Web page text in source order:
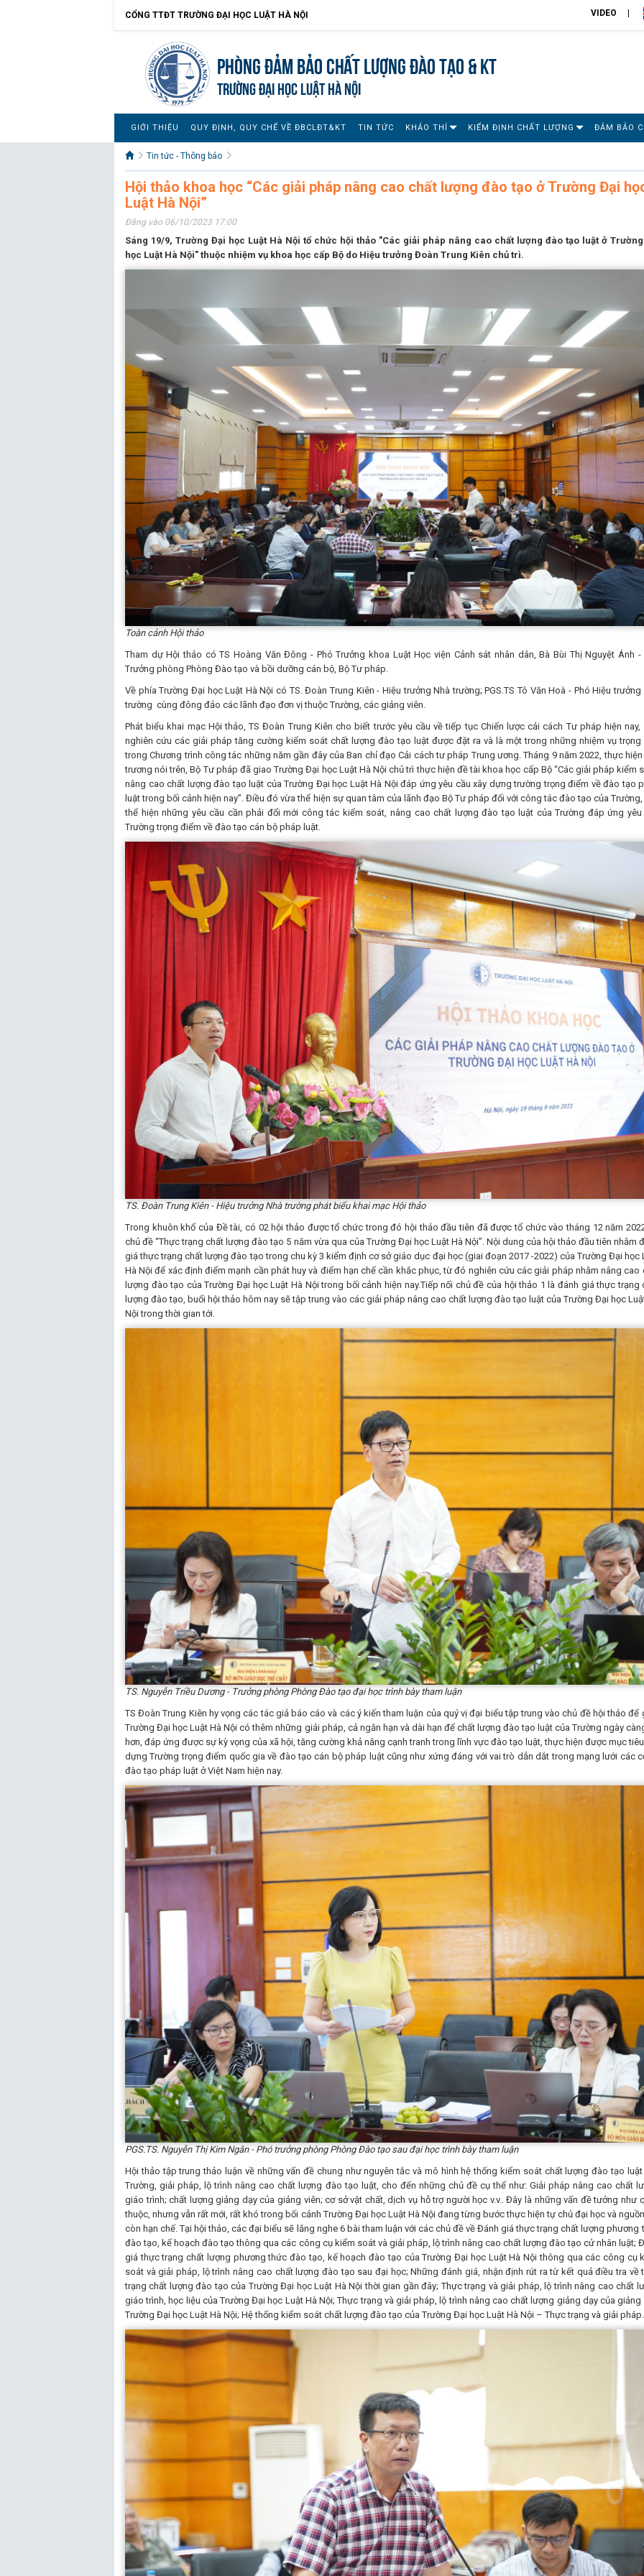
CỔNG TTĐT TRƯỜNG ĐẠI HỌC LUẬT HÀ NỘI VIDEO
Phòng Đảm bảo chất lượng đào tạo & KT
TRƯỜNG ĐẠI HỌC LUẬT HÀ NỘI
GIỚI THIỆU QUY ĐỊNH, QUY CHẾ VỀ ĐBCLĐT&KT TIN TỨC KHẢO THÍ KIỂM ĐỊNH CHẤT LƯỢNG ĐẢM BẢO
Tin tức - Thông báo
Hội thảo khoa học “Các giải pháp nâng cao chất lượng đào tạo ở Trường Đại
Luật Hà Nội”
Đăng vào 06/10/2023 17:00
Sáng 19/9, Trường Đại học Luật Hà Nội tổ chức hội thảo "Các giải pháp nâng cao chất lượng đào tạo luật ở
học Luật Hà Nội" thuộc nhiệm vụ khoa học cấp Bộ do Hiệu trưởng Đoàn Trung Kiên chủ trì.
Toàn cảnh Hội thảo
Tham dự Hội thảo có TS Hoàng Văn Đông - Phó Trưởng khoa Luật Học viện Cảnh sát nhân dân, Bà Bùi Thị Nguyệt Ánh -
Trưởng phòng Phòng Đào tạo và bồi dưỡng cán bộ, Bộ Tư pháp.
Về phía Trường Đại học Luật Hà Nội có TS. Đoàn Trung Kiên - Hiệu trưởng Nhà trường; PGS.TS Tô Văn Hoà - Phó Hiệu trưởng
trường cùng đông đảo các lãnh đạo đơn vị thuộc Trường, các giảng viên.
Phát biểu khai mạc Hội thảo, TS Đoàn Trung Kiên cho biết trước yêu cầu về tiếp tục Chiến lược cải cách Tư pháp hiện nay,
nghiên cứu các giải pháp tăng cường kiểm soát chất lượng đào tạo luật được đặt ra và là một trong những nhiệm vụ trọng
trong Chương trình công tác những năm gần đây của Ban chỉ đạo Cải cách tư pháp Trung ương. Tháng 9 năm 2022, thực
trương nói trên, Bộ Tư pháp đã giao Trường Đại học Luật Hà Nội chủ trì thực hiện đề tài khoa học cấp Bộ “Các giải pháp kiểm
nâng cao chất lượng đào tạo luật của Trường Đại học Luật Hà Nội đáp ứng yêu cầu xây dựng trường trọng điểm về đào tạo
luật trong bối cảnh hiện nay”. Điều đó vừa thể hiện sự quan tâm của lãnh đạo Bộ Tư pháp đối với công tác đào tạo của
thể hiện những yêu cầu cần phải đổi mới công tác kiểm soát, nâng cao chất lượng đào tạo luật của Trường đáp ứng yêu
Trường trọng điểm về đào tạo cán bộ pháp luật.
TS. Đoàn Trung Kiên - Hiệu trưởng Nhà trường phát biểu khai mạc Hội thảo
Trong khuôn khổ của Đề tài, có 02 hội thảo được tổ chức trong đó hội thảo đầu tiên đã được tổ chức vào tháng 12 năm
chủ đề “Thực trạng chất lượng đào tạo 5 năm vừa qua của Trường Đại học Luật Hà Nội”. Nội dung của hội thảo đầu tiên nhằm
giá thực trạng chất lượng đào tạo trong chu kỳ 3 kiểm định cơ sở giáo dục đại học (giai đoạn 2017 -2022) của Trường Đại học
Hà Nội để xác định điểm mạnh cần phát huy và điểm hạn chế cần khắc phục, từ đó nghiên cứu các giải pháp nhằm nâng cao
lượng đào tạo của Trường Đại học Luật Hà Nội trong bối cảnh hiện nay.Tiếp nối chủ đề của hội thảo 1 là đánh giá thực trạng
lượng đào tạo, buổi hội thảo hôm nay sẽ tập trung vào các giải pháp nâng cao chất lượng đào tạo luật của Trường Đại học
Nội trong thời gian tới.
TS. Nguyễn Triều Dương - Trưởng phòng Phòng Đào tạo đại học trình bày tham luận
TS Đoàn Trung Kiên hy vọng các tác giả báo cáo và các ý kiến tham luận của quý vị đại biểu tập trung vào chủ đề hội thảo để
Trường Đại học Luật Hà Nội có thêm những giải pháp, cả ngắn hạn và dài hạn để chất lượng đào tạo luật của Trường ngày
hơn, đáp ứng được sự kỳ vọng của xã hội, tăng cường khả năng cạnh tranh trong lĩnh vực đào tạo luật, thực hiện được mục
dựng Trường trọng điểm quốc gia về đào tạo cán bộ pháp luật cũng như xứng đáng với vai trò dẫn dắt trong mạng lưới các
đào tạo pháp luật ở Việt Nam hiện nay.
PGS.TS. Nguyễn Thị Kim Ngân - Phó trưởng phòng Phòng Đào tạo sau đại học trình bày tham luận
Hội thảo tập trung thảo luận về những vấn đề chung như nguyên tắc và mô hình hệ thống kiểm soát chất lượng đào tạo
Trường, giải pháp, lộ trình nâng cao chất lượng đào tạo luật, cho đến những chủ đề cụ thể như: Giải pháp nâng cao chất
giáo trình; chất lượng giảng dạy của giảng viên; cơ sở vật chất, dịch vụ hỗ trợ người học v.v.. Đây là những vấn đề tưởng như
thuộc, nhưng vẫn rất mới, rất khó trong bối cảnh Trường Đại học Luật Hà Nội đang từng bước thực hiện tự chủ đại học và
còn hạn chế. Tại hội thảo, các đại biểu sẽ lắng nghe 6 bài tham luận với các chủ đề về Đánh giá thực trạng chất lượng phương
đào tạo, kế hoạch đào tạo thông qua các công cụ kiểm soát và giải pháp, lộ trình nâng cao chất lượng đào tạo cử nhân luật;
giá thực trạng chất lượng phương thức đào tạo, kế hoạch đào tạo của Trường Đại học Luật Hà Nội thông qua các công cụ
soát và giải pháp, lộ trình nâng cao chất lượng đào tạo sau đại học; Những đánh giá, nhận định rút ra từ kết quả điều tra về
trạng chất lượng đào tạo của Trường Đại học Luật Hà Nội thời gian gần đây; Thực trạng và giải pháp, lộ trình nâng cao chất
giáo trình, học liệu của Trường Đại học Luật Hà Nội; Thực trạng và giải pháp, lộ trình nâng cao chất lượng giảng dạy của giảng
Trường Đại học Luật Hà Nội; Hệ thống kiểm soát chất lượng đào tạo của Trường Đại học Luật Hà Nội – Thực trạng và giải pháp.